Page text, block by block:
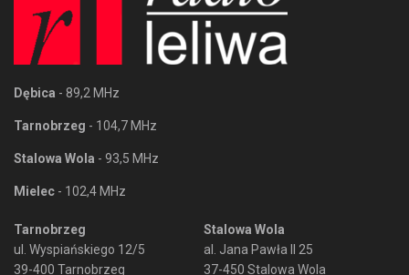
Dębica - 89,2 MHz
Tarnobrzeg - 104,7 MHz
Stalowa Wola - 93,5 MHz
Mielec - 102,4 MHz
Tarnobrzeg
ul. Wyspiańskiego 12/5
39-400 Tarnobrzeg
Stalowa Wola
al. Jana Pawła II 25
37-450 Stalowa Wola